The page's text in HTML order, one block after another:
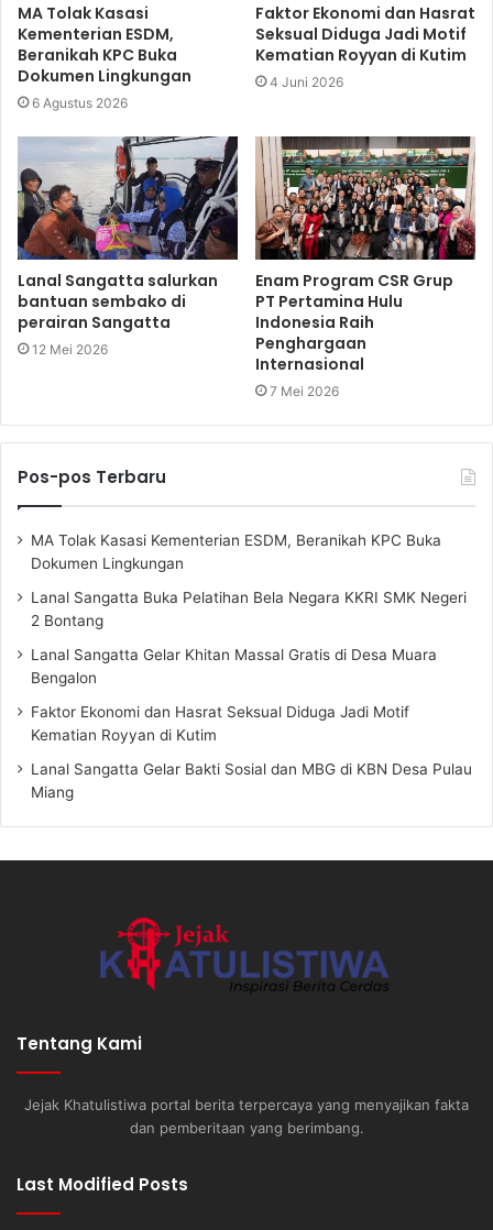
MA Tolak Kasasi
Kementerian ESDM,
Beranikah KPC Buka
Dokumen Lingkungan
6 Agustus 2026
Faktor Ekonomi dan Hasrat
Seksual Diduga Jadi Motif
Kematian Royyan di Kutim
4 Juni 2026
Lanal Sangatta salurkan
bantuan sembako di
perairan Sangatta
12 Mei 2026
Enam Program CSR Grup
PT Pertamina Hulu
Indonesia Raih
Penghargaan
Internasional
7 Mei 2026
Pos-pos Terbaru
MA Tolak Kasasi Kementerian ESDM, Beranikah KPC Buka
Dokumen Lingkungan
Lanal Sangatta Buka Pelatihan Bela Negara KKRI SMK Negeri
2 Bontang
Lanal Sangatta Gelar Khitan Massal Gratis di Desa Muara
Bengalon
Faktor Ekonomi dan Hasrat Seksual Diduga Jadi Motif
Kematian Royyan di Kutim
Lanal Sangatta Gelar Bakti Sosial dan MBG di KBN Desa Pulau
Miang
Tentang Kami
Jejak Khatulistiwa portal berita terpercaya yang menyajikan fakta
dan pemberitaan yang berimbang.
Last Modified Posts